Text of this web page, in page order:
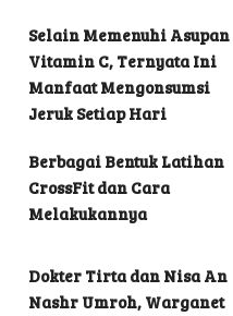
Selain Memenuhi Asupan
Vitamin C, Ternyata Ini
Manfaat Mengonsumsi
Jeruk Setiap Hari
Berbagai Bentuk Latihan
CrossFit dan Cara
Melakukannya
Dokter Tirta dan Nisa An
Nashr Umroh, Warganet